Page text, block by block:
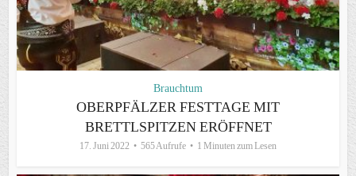
Brauchtum
OBERPFÄLZER FESTTAGE MIT
BRETTLSPITZEN ERÖFFNET
17. Juni 2022 565 Aufrufe 1 Minuten zum Lesen